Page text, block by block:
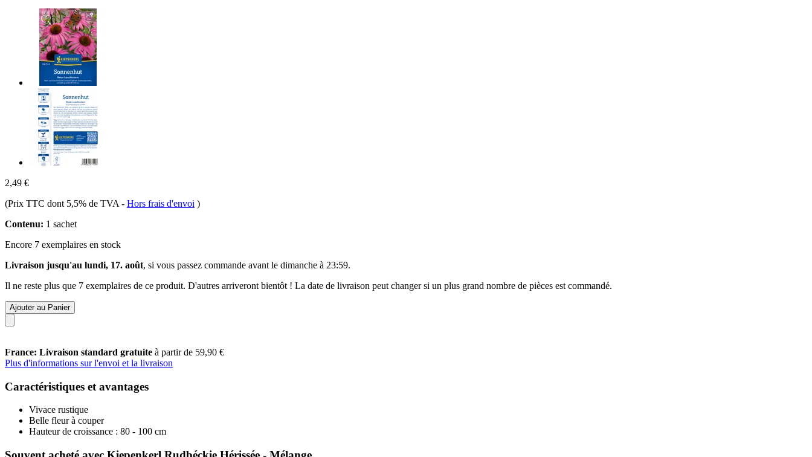
2,49 €
(Prix TTC dont 5,5% de TVA - Hors frais d'envoi )
Contenu: 1 sachet
Encore 7 exemplaires en stock
Livraison jusqu'au lundi, 17. août, si vous passez commande avant le dimanche à 23:59.
Il ne reste plus que 7 exemplaires de ce produit. D'autres arriveront bientôt ! La date de livraison peut changer si un plus grand nombre de pièces est commandé.
Ajouter au Panier
France: Livraison standard gratuite à partir de 59,90 €
Plus d'informations sur l'envoi et la livraison
Caractéristiques et avantages
Vivace rustique
Belle fleur à couper
Hauteur de croissance : 80 - 100 cm